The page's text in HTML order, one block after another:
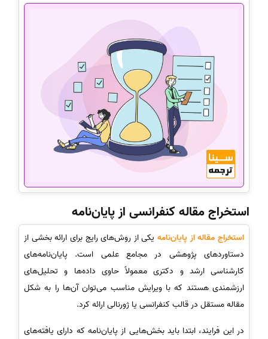
استخراج مقاله کنفرانسی از پایان‌نامه
استخراج مقاله از پایان‌نامهیکی از روش‌های رایج برای ارائه بخشی از
دستاوردهای پژوهشی در مجامع علمی است. پایان‌نامه‌های
کارشناسی ارشد و دکتری معمولاً حاوی داده‌ها و تحلیل‌های
ارزشمندی هستند که با ویرایش مناسب می‌توان آن‌ها را به شکل
مقاله مستقل در قالب کنفرانسی یا ژورنالی ارائه کرد.
در این فرایند، ابتدا باید بخش‌هایی از پایان‌نامه که دارای یافته‌های